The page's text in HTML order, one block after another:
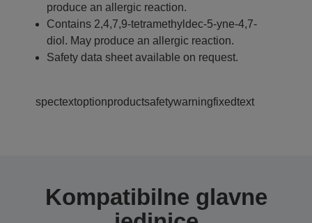
produce an allergic reaction.
Contains 2,4,7,9-tetramethyldec-5-yne-4,7-
diol. May produce an allergic reaction.
Safety data sheet available on request.
spectextoptionproductsafetywarningfixedtext
Kompatibilne glavne